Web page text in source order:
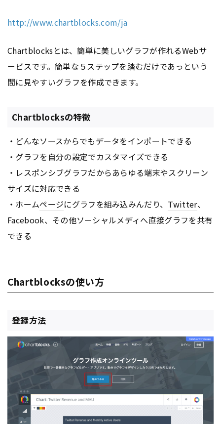
http://www.chartblocks.com/ja
Chartblocksとは、簡単に美しいグラフが作れるWebサ
ービスです。簡単な５ステップを踏むだけであっという
間に見やすいグラフを作成できます。
Chartblocksの特徴
・どんなソースからでもデータをインポートできる
・グラフを自分の設定でカスタマイズできる
・レスポンシブグラフだからあらゆる端末やスクリーン
サイズに対応できる
・ホームページにグラフを組み込みんだり、 Twitter、
Facebook、その他ソーシャルメディへ直接グラフを共有
できる
Chartblocksの使い方
登録方法